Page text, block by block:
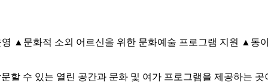
▲문화적 소외 어르신을 위한 문화예술 프로그램 지원 ▲
할 수 있는 열린 공간과 문화 및 여가 프로그램을 제공하는